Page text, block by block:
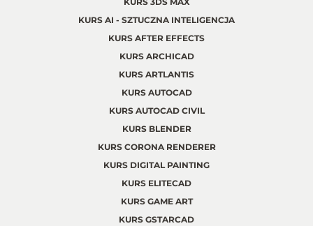
KURS AI - SZTUCZNA INTELIGENCJA
KURS AFTER EFFECTS
KURS ARCHICAD
KURS ARTLANTIS
KURS AUTOCAD
KURS AUTOCAD CIVIL
KURS BLENDER
KURS CORONA RENDERER
KURS DIGITAL PAINTING
KURS ELITECAD
KURS GAME ART
KURS GSTARCAD